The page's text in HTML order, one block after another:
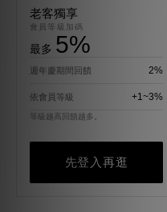
老客獨享
會員等級加碼
最多 5%
週年慶期間回饋 2%
依會員等級 +1~3%
等級越高回饋越多。
先登入再逛